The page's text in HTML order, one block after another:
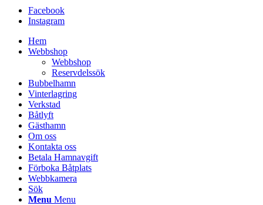
Facebook
Instagram
Hem
Webbshop
Webbshop
Reservdelssök
Bubbelhamn
Vinterlagring
Verkstad
Båtlyft
Gästhamn
Om oss
Kontakta oss
Betala Hamnavgift
Förboka Båtplats
Webbkamera
Sök
Menu Menu